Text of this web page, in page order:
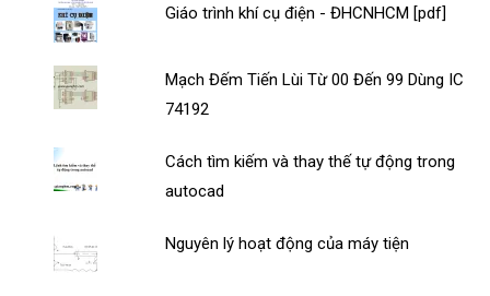
Giáo trình khí cụ điện - ĐHCNHCM [pdf]
Mạch Đếm Tiến Lùi Từ 00 Đến 99 Dùng IC
74192
Cách tìm kiếm và thay thế tự động trong
autocad
Nguyên lý hoạt động của máy tiện